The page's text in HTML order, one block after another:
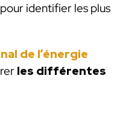
pour identifier les plus
de l’énergie
les différentes